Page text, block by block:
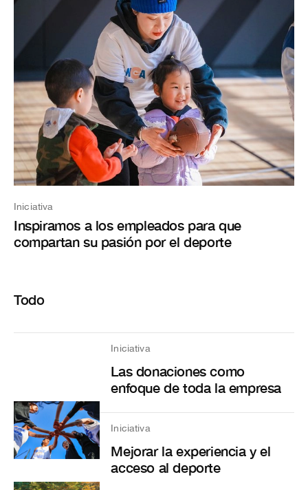
Iniciativa
Inspiramos a los empleados para que
compartan su pasión por el deporte
Todo
Iniciativa
Las donaciones como
enfoque de toda la empresa
Iniciativa
Mejorar la experiencia y el
acceso al deporte